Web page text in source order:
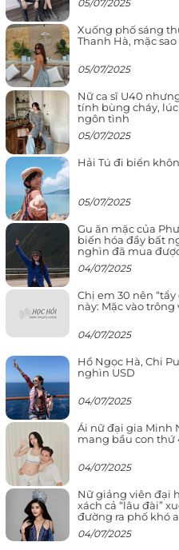
05/07/2025
Xuống phố sáng
Thanh Hà, mặc
05/07/2025
Nữ ca sĩ U40
tính bùng cháy,
ngôn tình
05/07/2025
Hải Tú đi biển
05/07/2025
Gu ăn mặc của
biến hóa đầy bất
nghìn đã mua
04/07/2025
Chị em 30 nên
này: Mặc vào
04/07/2025
Hồ Ngọc Hà, Chi
nghìn USD
04/07/2025
Ái nữ đại gia Minh
mang bầu con thứ
04/07/2025
Nữ giảng viên đại
xách cả “lâu đài”
đường ra phố khó
04/07/2025